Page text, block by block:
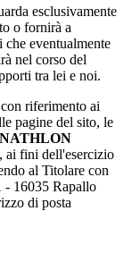
esclusivamente
o fornirà a
che eventualmente
nel corso del
tra lei e noi.
riferimento ai
pagine del sito, le
ai fini dell'esercizio
al Titolare con
- 16035 Rapallo
di posta